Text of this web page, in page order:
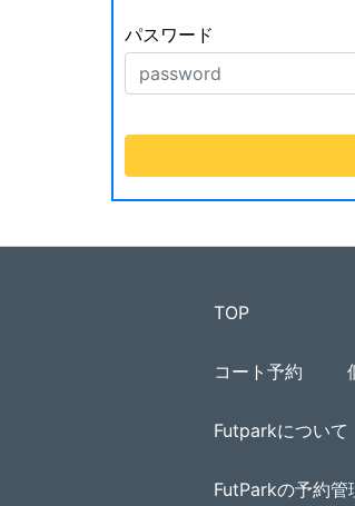
パスワード
TOP
コート予約
Futparkについて
FutParkの予約管